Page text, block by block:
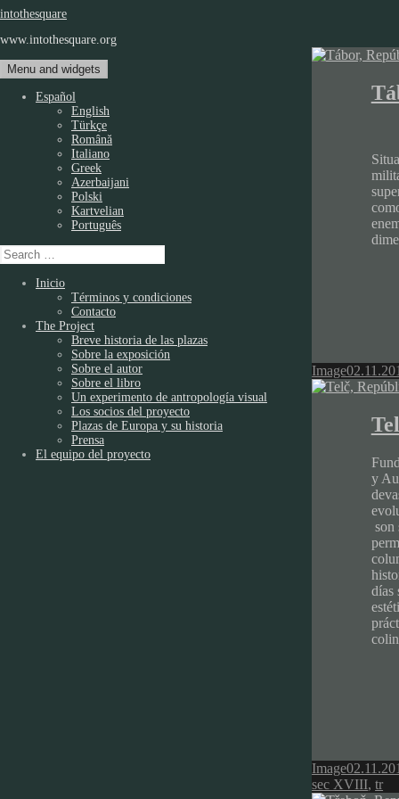
content
intothesquare
www.intothesquare.org
Menu and widgets
Español
English
Türkçe
Română
Italiano
Greek
Azerbaijani
Polski
Kartvelian
Português
Search
for:
Inicio
Términos y condiciones
Contacto
The Project
Breve historia de las plazas
Sobre la exposición
Sobre el autor
Sobre el libro
Un experimento de antropología visual
Los socios del proyecto
Plazas de Europa y su historia
Prensa
El equipo del proyecto
Format
ImagePosted
on
y
son
días
Format
ImagePosted
on
sec XVIII,tr